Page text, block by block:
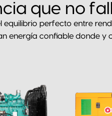
que no
equilibrio perfecto entre
energía confiable donde y